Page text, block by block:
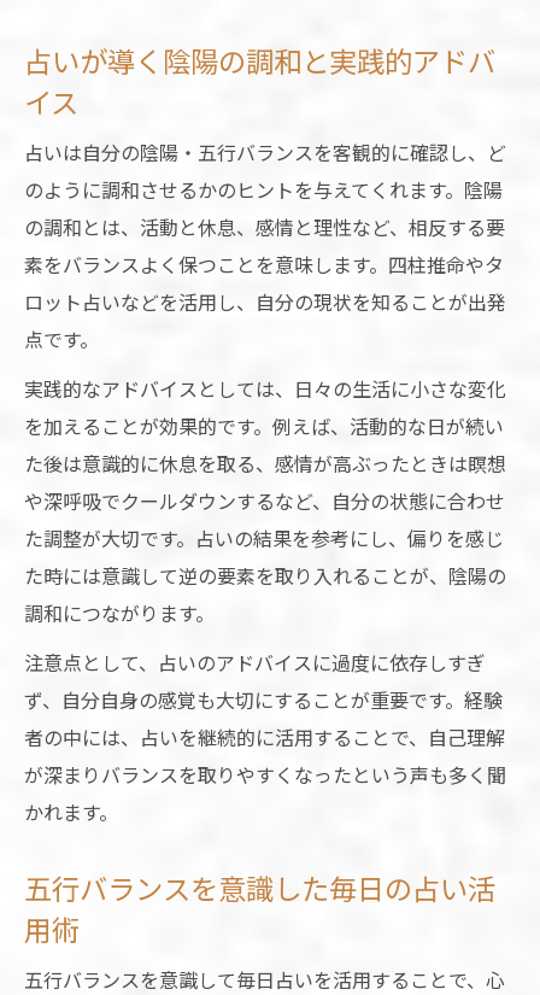
占いが導く陰陽の調和と実践的アドバ
イス
占いは自分の陰陽・五行バランスを客観的に確認し、ど
のように調和させるかのヒントを与えてくれます。陰陽
の調和とは、活動と休息、感情と理性など、相反する要
素をバランスよく保つことを意味します。四柱推命やタ
ロット占いなどを活用し、自分の現状を知ることが出発
点です。
実践的なアドバイスとしては、日々の生活に小さな変化
を加えることが効果的です。例えば、活動的な日が続い
た後は意識的に休息を取る、感情が高ぶったときは瞑想
や深呼吸でクールダウンするなど、自分の状態に合わせ
た調整が大切です。占いの結果を参考にし、偏りを感じ
た時には意識して逆の要素を取り入れることが、陰陽の
調和につながります。
注意点として、占いのアドバイスに過度に依存しすぎ
ず、自分自身の感覚も大切にすることが重要です。経験
者の中には、占いを継続的に活用することで、自己理解
が深まりバランスを取りやすくなったという声も多く聞
かれます。
五行バランスを意識した毎日の占い活
用術
五行バランスを意識して毎日占いを活用することで、心